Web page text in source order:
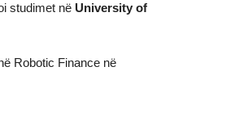
studimet në University of
Robotic Finance në